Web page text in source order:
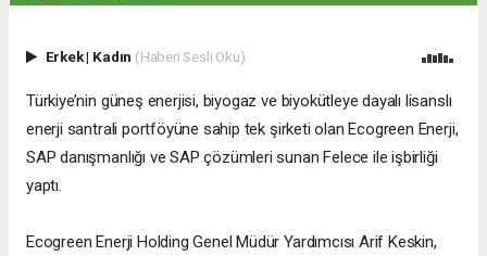
Erkek| Kadın (Haberi Sesli Oku)
Türkiye’nin güneş enerjisi, biyogaz ve biyokütleye dayalı lisanslı
enerji santrali portföyüne sahip tek şirketi olan Ecogreen Enerji,
SAP danışmanlığı ve SAP çözümleri sunan Felece ile işbirliği
yaptı.
Ecogreen Enerji Holding Genel Müdür Yardımcısı Arif Keskin,